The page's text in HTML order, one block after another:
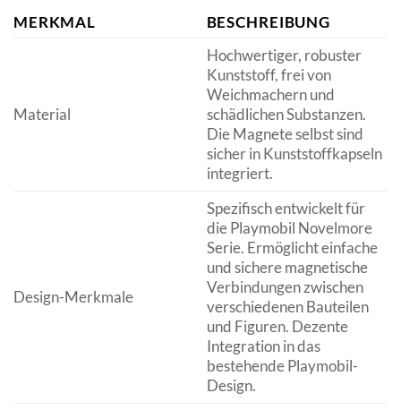
MERKMAL BESCHREIBUNG
Material
Hochwertiger, robuster
Kunststoff, frei von
Weichmachern und
schädlichen Substanzen.
Die Magnete selbst sind
sicher in Kunststoffkapseln
integriert.
Design-Merkmale
Spezifisch entwickelt für
die Playmobil Novelmore
Serie. Ermöglicht einfache
und sichere magnetische
Verbindungen zwischen
verschiedenen Bauteilen
und Figuren. Dezente
Integration in das
bestehende Playmobil-
Design.